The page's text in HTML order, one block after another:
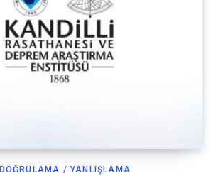
DOĞRULAMA / YANLIŞLAMA